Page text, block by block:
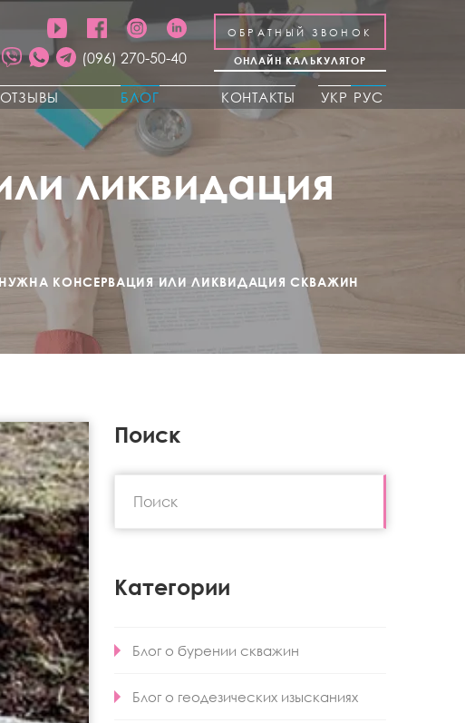
(096) 270-50-40
ОБРАТНЫЙ ЗВОНОК
ОНЛАЙН КАЛЬКУЛЯТОР
ОТЗЫВЫ БЛОГ КОНТАКТЫ УКР РУС
ликвидация
КОНСЕРВАЦИЯ ИЛИ ЛИКВИДАЦИЯ СКВАЖИН
Поиск
Категории
Блог о бурении скважин
Блог о геодезических изысканиях